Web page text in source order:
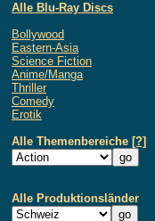
Alle Blu-Ray Discs
Bollywood
Eastern-Asia
Science Fiction
Anime/Manga
Thriller
Comedy
Erotik
Alle Themenbereiche [?]
Alle Produktionsländer